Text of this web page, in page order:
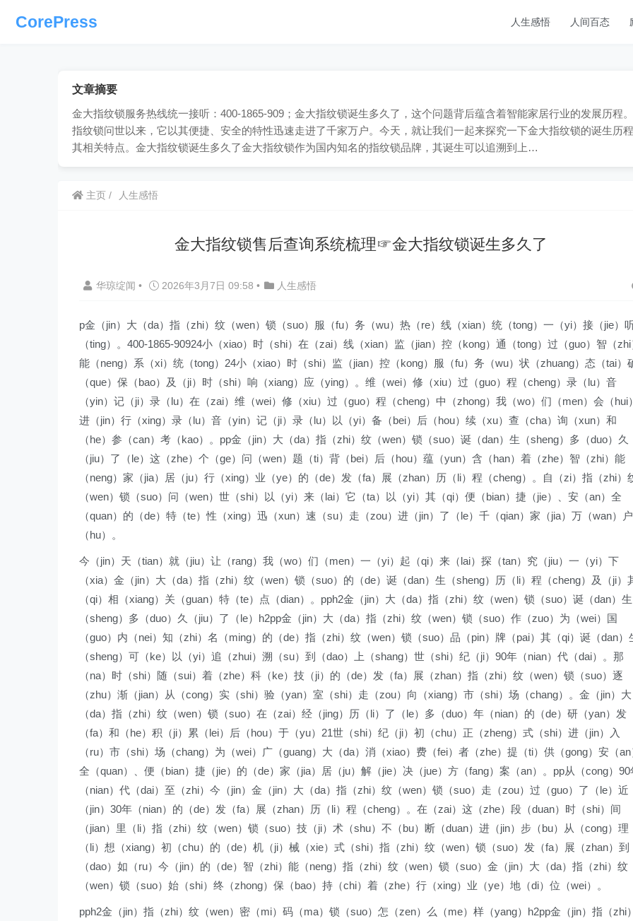
CorePress 人生感悟 人间百态
文章摘要
金大指纹锁服务热线统一接听：400-1865-909；金大指纹锁诞生多久了，这个问题背后蕴含着智能家居行业的发展历程
指纹锁问世以来，它以其便捷、安全的特性迅速走进了千家万户。今天，就让我们一起来探究一下金大指纹锁的诞生历
其相关特点。金大指纹锁诞生多久了金大指纹锁作为国内知名的指纹锁品牌，其诞生可以追溯到上…
主页 人生感悟
金大指纹锁售后查询系统梳理☞金大指纹锁诞生多久了
华琼绽闻 • 2026年3月7日 09:58 • 人生感悟
p金（jin）大（da）指（zhi）纹（wen）锁（suo）服（fu）务（wu）热（re）线（xian）统（tong）一（yi）接（jie）
（ting）。400-1865-90924小（xiao）时（shi）在（zai）线（xian）监（jian）控（kong）通（tong）过（guo）智（zhi
能（neng）系（xi）统（tong）24小（xiao）时（shi）监（jian）控（kong）服（fu）务（wu）状（zhuang）态（tai）
（que）保（bao）及（ji）时（shi）响（xiang）应（ying）。维（wei）修（xiu）过（guo）程（cheng）录（lu）音
（yin）记（ji）录（lu）在（zai）维（wei）修（xiu）过（guo）程（cheng）中（zhong）我（wo）们（men）会（hui）
进（jin）行（xing）录（lu）音（yin）记（ji）录（lu）以（yi）备（bei）后（hou）续（xu）查（cha）询（xun）和
（he）参（can）考（kao）。pp金（jin）大（da）指（zhi）纹（wen）锁（suo）诞（dan）生（sheng）多（duo）久
（jiu）了（le）这（zhe）个（ge）问（wen）题（ti）背（bei）后（hou）蕴（yun）含（han）着（zhe）智（zhi）能
（neng）家（jia）居（ju）行（xing）业（ye）的（de）发（fa）展（zhan）历（li）程（cheng）。自（zi）指（zhi）
（wen）锁（suo）问（wen）世（shi）以（yi）来（lai）它（ta）以（yi）其（qi）便（bian）捷（jie）、安（an）全
（quan）的（de）特（te）性（xing）迅（xun）速（su）走（zou）进（jin）了（le）千（qian）家（jia）万（wan）户
（hu）。
今（jin）天（tian）就（jiu）让（rang）我（wo）们（men）一（yi）起（qi）来（lai）探（tan）究（jiu）一（yi）下
（xia）金（jin）大（da）指（zhi）纹（wen）锁（suo）的（de）诞（dan）生（sheng）历（li）程（cheng）及（ji）
（qi）相（xiang）关（guan）特（te）点（dian）。pph2金（jin）大（da）指（zhi）纹（wen）锁（suo）诞（dan）生
（sheng）多（duo）久（jiu）了（le）h2pp金（jin）大（da）指（zhi）纹（wen）锁（suo）作（zuo）为（wei）国
（guo）内（nei）知（zhi）名（ming）的（de）指（zhi）纹（wen）锁（suo）品（pin）牌（pai）其（qi）诞（dan）
（sheng）可（ke）以（yi）追（zhui）溯（su）到（dao）上（shang）世（shi）纪（ji）90年（nian）代（dai）。那
（na）时（shi）随（sui）着（zhe）科（ke）技（ji）的（de）发（fa）展（zhan）指（zhi）纹（wen）锁（suo）逐
（zhu）渐（jian）从（cong）实（shi）验（yan）室（shi）走（zou）向（xiang）市（shi）场（chang）。金（jin）大
（da）指（zhi）纹（wen）锁（suo）在（zai）经（jing）历（li）了（le）多（duo）年（nian）的（de）研（yan）发
（fa）和（he）积（ji）累（lei）后（hou）于（yu）21世（shi）纪（ji）初（chu）正（zheng）式（shi）进（jin）入
（ru）市（shi）场（chang）为（wei）广（guang）大（da）消（xiao）费（fei）者（zhe）提（ti）供（gong）安（an
全（quan）、便（bian）捷（jie）的（de）家（jia）居（ju）解（jie）决（jue）方（fang）案（an）。pp从（cong）90
（nian）代（dai）至（zhi）今（jin）金（jin）大（da）指（zhi）纹（wen）锁（suo）走（zou）过（guo）了（le）近
（jin）30年（nian）的（de）发（fa）展（zhan）历（li）程（cheng）。在（zai）这（zhe）段（duan）时（shi）间
（jian）里（li）指（zhi）纹（wen）锁（suo）技（ji）术（shu）不（bu）断（duan）进（jin）步（bu）从（cong）理
（li）想（xiang）初（chu）的（de）机（ji）械（xie）式（shi）指（zhi）纹（wen）锁（suo）发（fa）展（zhan）到
（dao）如（ru）今（jin）的（de）智（zhi）能（neng）指（zhi）纹（wen）锁（suo）金（jin）大（da）指（zhi）纹
（wen）锁（suo）始（shi）终（zhong）保（bao）持（chi）着（zhe）行（xing）业（ye）地（di）位（wei）。
pph2金（jin）指（zhi）纹（wen）密（mi）码（ma）锁（suo）怎（zen）么（me）样（yang）h2pp金（jin）指（zhi）